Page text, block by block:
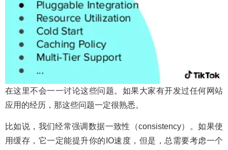
在这里不会一一讨论这些问题。如果大家有开发过任何网站
应用的经历，那这些问题一定很熟悉。
比如说，我们经常强调数据一致性（consistency）。如果使
用缓存，它一定能提升你的IO速度，但是，总需要考虑一个